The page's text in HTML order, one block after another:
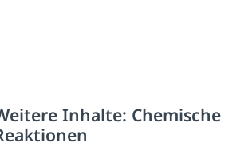
Inhalte: Chemische